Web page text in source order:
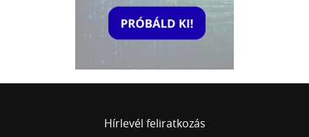
Hírlevél feliratkozás